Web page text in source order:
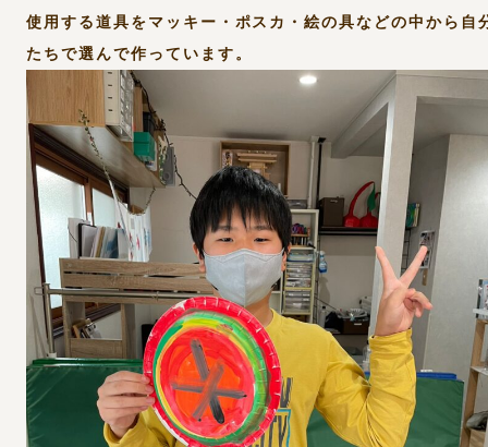
使用する道具をマッキー・ポスカ・絵の具などの中から自
たちで選んで作っています。